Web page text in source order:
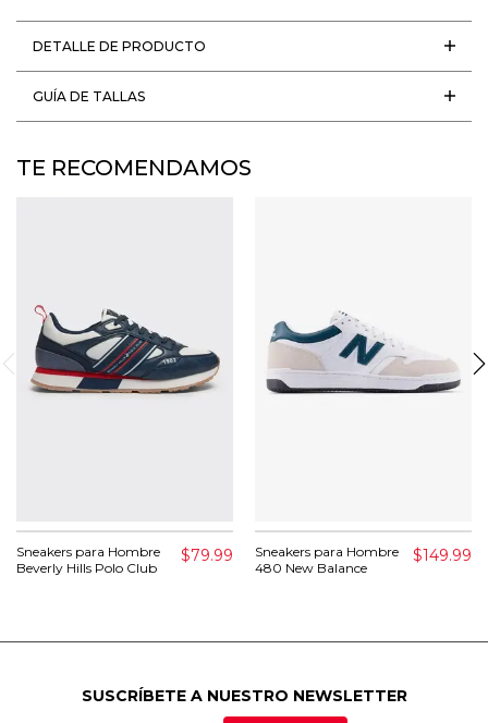
DETALLE DE PRODUCTO
GUÍA DE TALLAS
TE RECOMENDAMOS
Sneakers para Hombre
Beverly Hills Polo Club
$79.99
Sneakers para Hombre
480 New Balance
$149.99
SUSCRÍBETE A NUESTRO NEWSLETTER